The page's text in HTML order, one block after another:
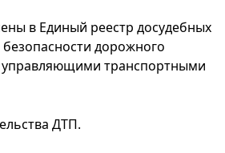
в Единый реестр досудебных
дорожного
управляющими транспортными
ДТП.